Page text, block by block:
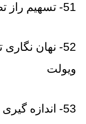
51- تسهیم راز تصویری
52- نهان
ویولت
53- اندازه